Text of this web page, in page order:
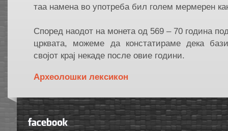
таа намена во употреба бил голем мермерен
Според наодот на монета од 569 – 70 година
црквата, можеме да констатираме дека
својот крај некаде после овие години.
Aрхеолошки лексикон